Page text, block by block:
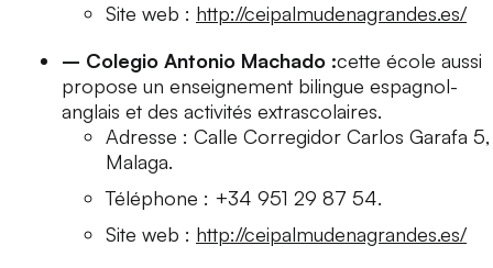
Site web : http://ceipalmudenagrandes.es/
– Colegio Antonio Machado :cette école aussi
propose un enseignement bilingue espagnol-
anglais et des activités extrascolaires.
Adresse : Calle Corregidor Carlos Garafa 5,
Malaga.
Téléphone : +34 951 29 87 54.
Site web : http://ceipalmudenagrandes.es/